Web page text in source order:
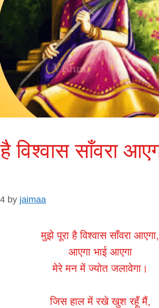
विश्वास साँवरा
by jaimaa
मुझे पूरा है विश्वास साँवरा आएगा,
आएगा भाई आएगा
मेरे मन में ज्योत जलावेगा।
जिस हाल में रखे खुश रहूँ मैं,